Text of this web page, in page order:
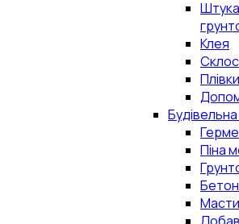
Клея
Будівельна
Піна